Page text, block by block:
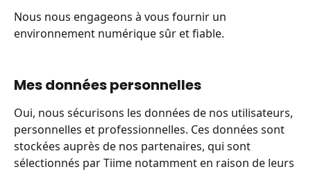
Nous nous engageons à vous fournir un
environnement numérique sûr et fiable.
Mes données personnelles
Oui, nous sécurisons les données de nos utilisateurs,
personnelles et professionnelles. Ces données sont
stockées auprès de nos partenaires, qui sont
sélectionnés par Tiime notamment en raison de leurs